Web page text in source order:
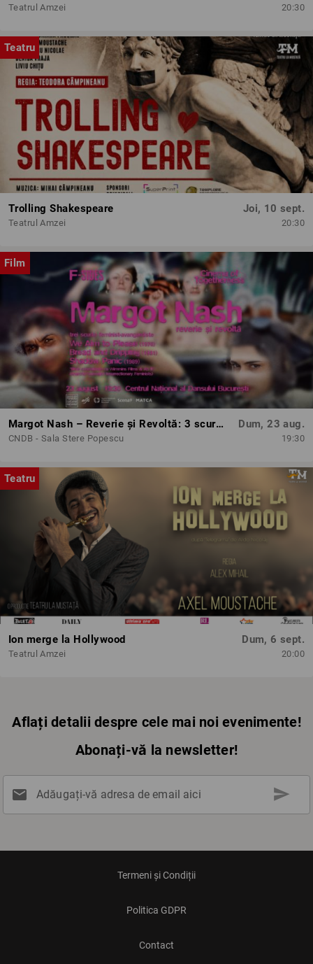
Teatrul Amzei 20:30
Teatru
Trolling Shakespeare
Teatrul Amzei
Joi, 10 sept.
20:30
Film
Margot Nash – Reverie și Revoltă: 3 scurtmetraje feminist-avangardiste
CNDB - Sala Stere Popescu
Dum, 23 aug.
19:30
Teatru
Ion merge la Hollywood
Teatrul Amzei
Dum, 6 sept.
20:00
Aflați detalii despre cele mai noi evenimente!
Abonați-vă la newsletter!
mail Adăugați-vă adresa de email aici send
Termeni și Condiții
Politica GDPR
Contact